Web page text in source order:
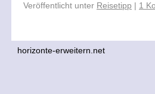
Veröffentlicht unter Reisetipp | 1
horizonte-erweitern.net